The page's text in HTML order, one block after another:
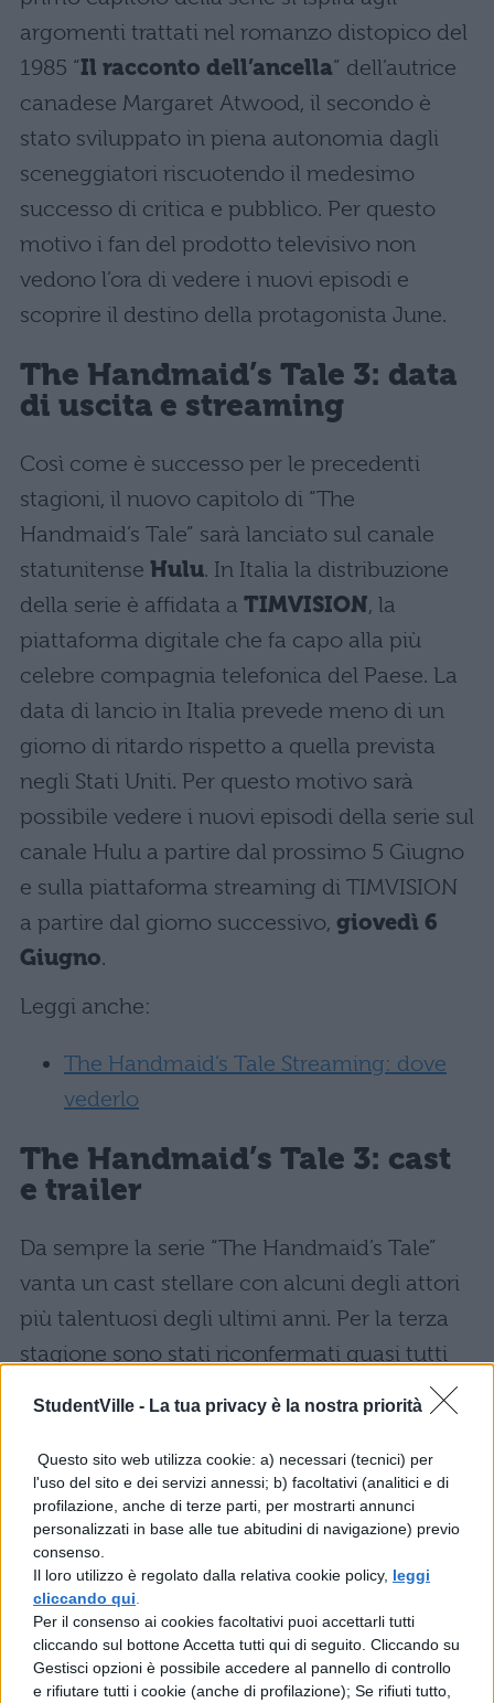
StudentVille - La tua privacy è la nostra priorità
Questo sito web utilizza cookie: a) necessari (tecnici) per
l'uso del sito e dei servizi annessi; b) facoltativi (analitici e di
profilazione, anche di terze parti, per mostrarti annunci
personalizzati in base alle tue abitudini di navigazione) previo
consenso.
Il loro utilizzo è regolato dalla relativa cookie policy, leggi
cliccando qui
Per il consenso ai cookies facoltativi puoi accettarli tutti
cliccando sul bottone Accetta tutti qui di seguito. Cliccando su
Gestisci opzioni è possibile accedere al pannello di controllo
e rifiutare tutti i cookie (anche di profilazione); Se rifiuti tutto,
argomenti trattati nel romanzo distopico del
1985 “Il racconto dell’ancella” dell’autrice
canadese Margaret Atwood, il secondo è
stato sviluppato in piena autonomia dagli
sceneggiatori riscuotendo il medesimo
successo di critica e pubblico. Per questo
motivo i fan del prodotto televisivo non
vedono l’ora di vedere i nuovi episodi e
scoprire il destino della protagonista June.
The Handmaid’s Tale 3: data
di uscita e streaming
Così come è successo per le precedenti
stagioni, il nuovo capitolo di “The
Handmaid’s Tale” sarà lanciato sul canale
statunitense Hulu. In Italia la distribuzione
della serie è affidata a TIMVISION, la
piattaforma digitale che fa capo alla più
celebre compagnia telefonica del Paese. La
data di lancio in Italia prevede meno di un
giorno di ritardo rispetto a quella prevista
negli Stati Uniti. Per questo motivo sarà
possibile vedere i nuovi episodi della serie sul
canale Hulu a partire dal prossimo 5 Giugno
e sulla piattaforma streaming di TIMVISION
a partire dal giorno successivo, giovedì 6
Giugno.
Leggi anche:
The Handmaid’s Tale Streaming: dove
vederlo
The Handmaid’s Tale 3: cast
e trailer
Da sempre la serie “The Handmaid’s Tale”
vanta un cast stellare con alcuni degli attori
più talentuosi degli ultimi anni. Per la terza
stagione sono stati riconfermati quasi tutti
Elisabeth Moss: June
Max Minghella: Nick
Alexis Bledel: Emily
Joseph Fiennes: Fred Waterford